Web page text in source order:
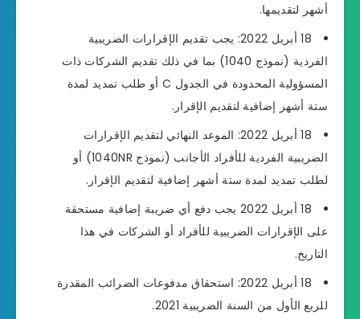
أشهر لتقديمها.
18 أبريل 2022: يجب تقديم الإقرارات الضريبية
الفردية (نموذج 1040) بما في ذلك تقديم الشركات ذات
المسؤولية المحدودة في الجدول C أو طلب تمديد لمدة
ستة أشهر إضافية لتقديم الإقرار.
18 أبريل 2022: الموعد النهائي لتقديم الإقرارات
الضريبية الفردية للأفراد الأجانب (نموذج 1040NR) أو
لطلب تمديد لمدة ستة أشهر إضافية لتقديم الإقرار.
18 أبريل 2022 يجب دفع أي ضريبة إضافية مستحقة
على الإقرارات الضريبية للأفراد أو الشركات في هذا
التاريخ.
18 أبريل 2022: استحقاق مدفوعات الضرائب المقدرة
للربع الأول من السنة الضريبية 2021.